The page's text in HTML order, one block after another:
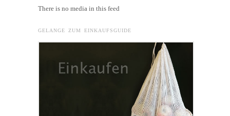
There is no media in this feed
GELANGE ZUM EINKAUFSGUIDE